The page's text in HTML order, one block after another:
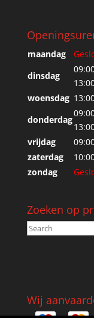
maandag
dinsdag
woensdag
donderdag
vrijdag
zaterdag
zondag
Zoeken op
Wij